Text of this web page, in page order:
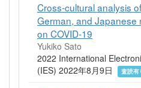
Cross-cultural analysis
German, and Japanese
on COVID-19
Yukiko Sato
2022 International
(IES) 2022年8月9日
査読有